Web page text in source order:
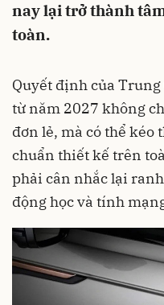
nay lại trở thành
toàn.
Quyết định của
từ năm 2027 không
đơn lẻ, mà có thể kéo
chuẩn thiết kế trên
phải cân nhắc lại
động học và tính